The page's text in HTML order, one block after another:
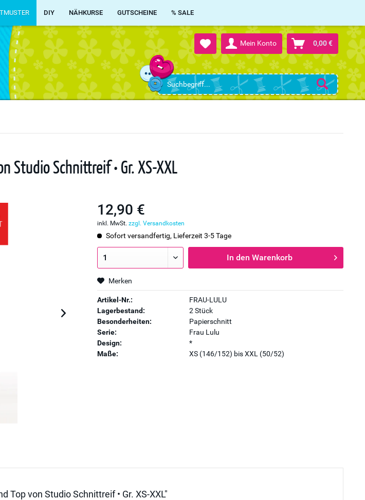
Mein Konto 0,00 €
DIY NÄHKURSE GUTSCHEINE % SALE
Studio Schnittreif • Gr. XS-XXL
12,90 €
inkl. MwSt.zzgl. Versandkosten
Sofort versandfertig, Lieferzeit 3-5 Tage
In den Warenkorb
Merken
Artikel-Nr.:
FRAU-LULU
Lagerbestand:
2 Stück
Besonderheiten:
Papierschnitt
Serie:
Frau Lulu
Design:
*
Maße:
XS (146/152) bis XXL (50/52)
Top von Studio Schnittreif • Gr. XS-XXL"